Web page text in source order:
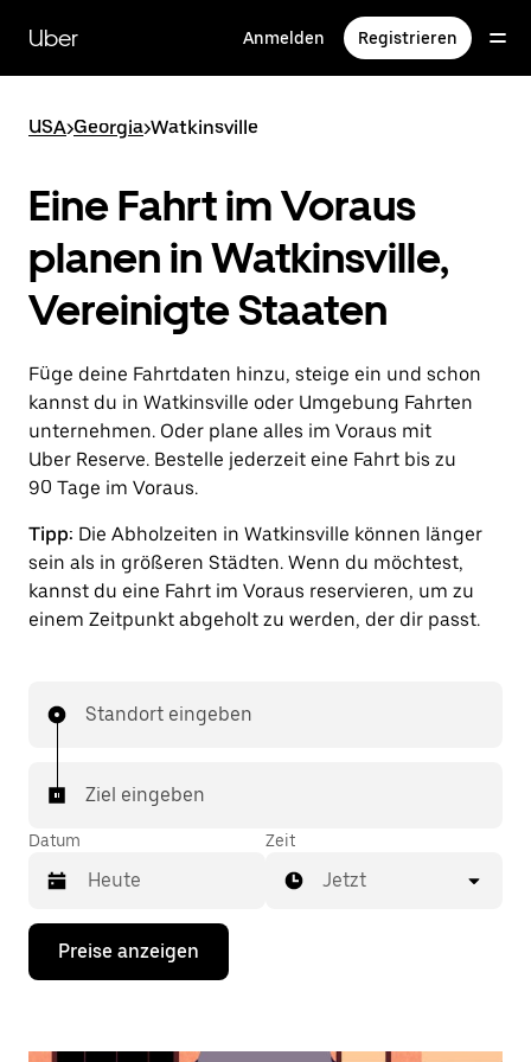
zum
Hauptinhalt
Uber Anmelden Registrieren
USA>Georgia>Watkinsville
Eine Fahrt im Voraus
planen in Watkinsville,
Vereinigte Staaten
Füge deine Fahrtdaten hinzu, steige ein und schon
kannst du in Watkinsville oder Umgebung Fahrten
unternehmen. Oder plane alles im Voraus mit
Uber Reserve. Bestelle jederzeit eine Fahrt bis zu
90 Tage im Voraus.
Tipp: Die Abholzeiten in Watkinsville können länger
sein als in größeren Städten. Wenn du möchtest,
kannst du eine Fahrt im Voraus reservieren, um zu
einem Zeitpunkt abgeholt zu werden, der dir passt.
Standort eingeben
Ziel eingeben
Datum
Drücke
Nach-
Zeit
Jetzt
Preise anzeigen